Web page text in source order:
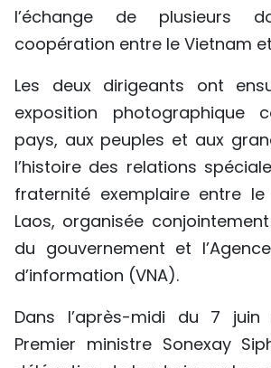
l’échange de plusieurs
coopération entre le Vietnam
Les deux dirigeants ont
exposition photographique
pays, aux peuples et aux
l’histoire des relations
fraternité exemplaire entre
Laos, organisée
du gouvernement et
d’information (VNA).
Dans l’après-midi du 7 juin
Premier ministre Sonexay